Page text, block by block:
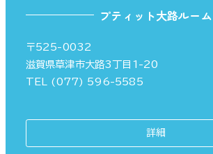
プティット大路ルーム
〒525-0032
滋賀県草津市大路3丁目1-20
TEL (077) 596-5585
詳細